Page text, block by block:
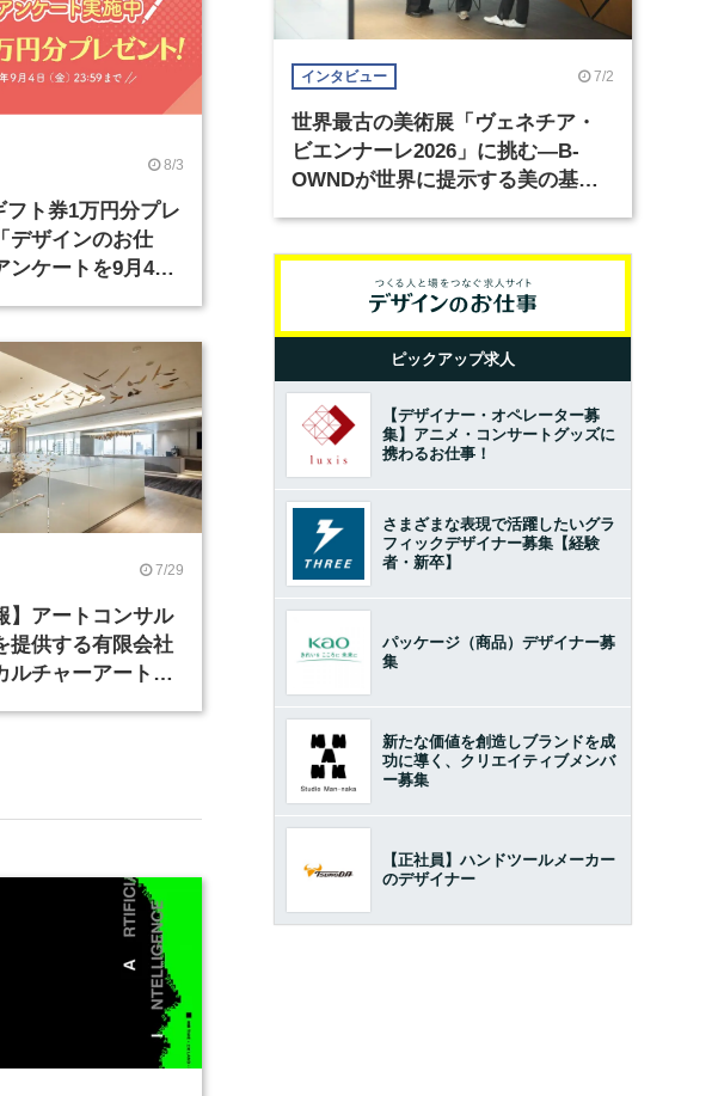
8/3
ト券1万円分プレ
デザインのお仕
ンケートを9月4日
7/29
】アートコンサル
提供する有限会社
ルチャーアート
インタビュー 7/2
世界最古の美術展「ヴェネチア・
ビエンナーレ2026」に挑む―B-
OWNDが世界に提示する美の基準
ピックアップ求人
【デザイナー・オペレーター募
集】アニメ・コンサートグッズに
携わるお仕事！
さまざまな表現で活躍したいグラ
フィックデザイナー募集【経験
者・新卒】
パッケージ（商品）デザイナー募
集
新たな価値を創造しブランドを成
功に導く、クリエイティブメンバ
ー募集
【正社員】ハンドツールメーカー
のデザイナー